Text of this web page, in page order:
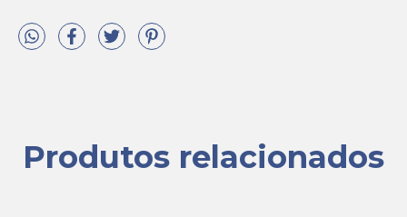
Produtos relacionados